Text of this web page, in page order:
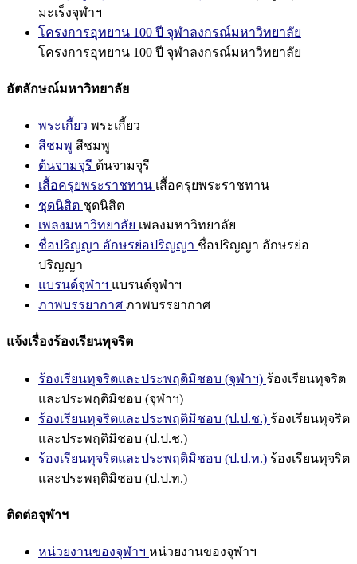
มะเร็งจุฬาฯ
โครงการอุทยาน 100 ปี จุฬาลงกรณ์มหาวิทยาลัย
โครงการอุทยาน 100 ปี จุฬาลงกรณ์มหาวิทยาลัย
อัตลักษณ์มหาวิทยาลัย
พระเกี้ยว พระเกี้ยว
สีชมพู สีชมพู
ต้นจามจุรี ต้นจามจุรี
เสื้อครุยพระราชทาน เสื้อครุยพระราชทาน
ชุดนิสิต ชุดนิสิต
เพลงมหาวิทยาลัย เพลงมหาวิทยาลัย
ชื่อปริญญา อักษรย่อปริญญา ชื่อปริญญา อักษรย่อ
ปริญญา
แบรนด์จุฬาฯ แบรนด์จุฬาฯ
ภาพบรรยากาศ ภาพบรรยากาศ
แจ้งเรื่องร้องเรียนทุจริต
ร้องเรียนทุจริตและประพฤติมิชอบ (จุฬาฯ) ร้องเรียนทุจริต
และประพฤติมิชอบ (จุฬาฯ)
ร้องเรียนทุจริตและประพฤติมิชอบ (ป.ป.ช.) ร้องเรียนทุจริต
และประพฤติมิชอบ (ป.ป.ช.)
ร้องเรียนทุจริตและประพฤติมิชอบ (ป.ป.ท.) ร้องเรียนทุจริต
และประพฤติมิชอบ (ป.ป.ท.)
ติดต่อจุฬาฯ
หน่วยงานของจุฬาฯ หน่วยงานของจุฬาฯ